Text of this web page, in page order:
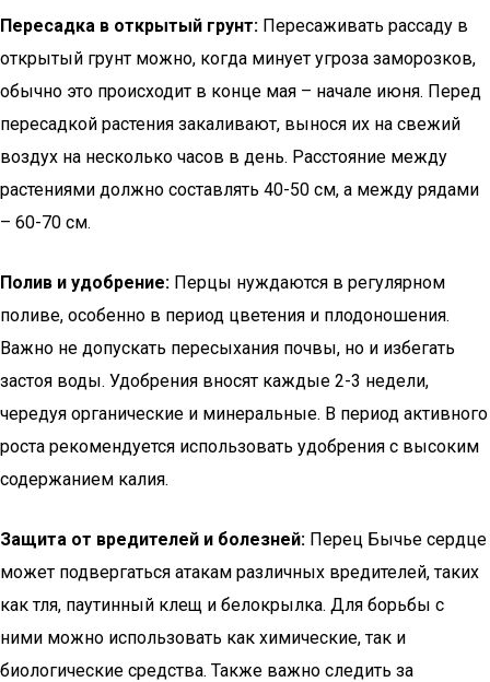
Пересадка в открытый грунт: Пересаживать рассаду в
открытый грунт можно, когда минует угроза заморозков,
обычно это происходит в конце мая – начале июня. Перед
пересадкой растения закаливают, вынося их на свежий
воздух на несколько часов в день. Расстояние между
растениями должно составлять 40-50 см, а между рядами
– 60-70 см.
Полив и удобрение: Перцы нуждаются в регулярном
поливе, особенно в период цветения и плодоношения.
Важно не допускать пересыхания почвы, но и избегать
застоя воды. Удобрения вносят каждые 2-3 недели,
чередуя органические и минеральные. В период активного
роста рекомендуется использовать удобрения с высоким
содержанием калия.
Защита от вредителей и болезней: Перец Бычье сердце
может подвергаться атакам различных вредителей, таких
как тля, паутинный клещ и белокрылка. Для борьбы с
ними можно использовать как химические, так и
биологические средства. Также важно следить за